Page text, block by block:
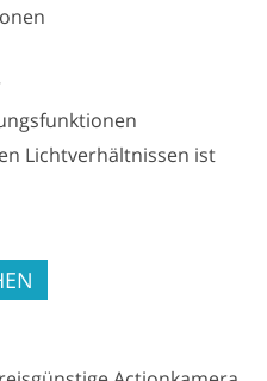
Lichtverhältnissen ist